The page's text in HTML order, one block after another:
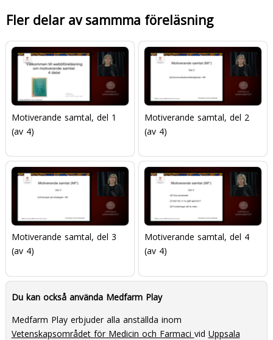
Fler delar av sammma föreläsning
Motiverande samtal, del 1
(av 4)
Motiverande samtal, del 2
(av 4)
Motiverande samtal, del 3
(av 4)
Motiverande samtal, del 4
(av 4)
Du kan också använda Medfarm Play
Medfarm Play erbjuder alla anställda inom
Vetenskapsområdet för Medicin och Farmaci vid Uppsala